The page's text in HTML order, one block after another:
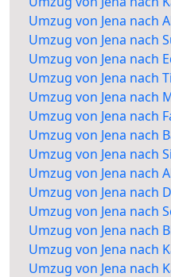
Umzug von Jena nach
Umzug von Jena nach
Umzug von Jena nach
Umzug von Jena nach
Umzug von Jena nach
Umzug von Jena nach
Umzug von Jena nach
Umzug von Jena nach
Umzug von Jena nach
Umzug von Jena nach
Umzug von Jena nach
Umzug von Jena nach
Umzug von Jena nach
Umzug von Jena nach